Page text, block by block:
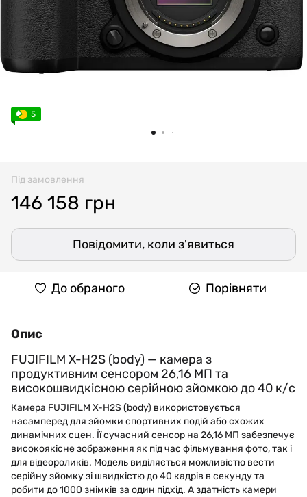
5
Під замовлення
146 158 грн
Повідомити, коли з'явиться
До обраного Порівняти
Опис
FUJIFILM X-H2S (body) — камера з
продуктивним сенсором 26,16 МП та
високошвидкісною серійною зйомкою до 40 к/с
Камера FUJIFILM X-H2S (body) використовується
насамперед для зйомки спортивних подій або схожих
динамічних сцен. Її сучасний сенсор на 26,16 МП забезпечує
високоякісне зображення як під час фільмування фото, так і
для відеороликів. Модель виділяється можливістю вести
серійну зйомку зі швидкістю до 40 кадрів в секунду та
робити до 1000 знімків за один підхід. А здатність камери